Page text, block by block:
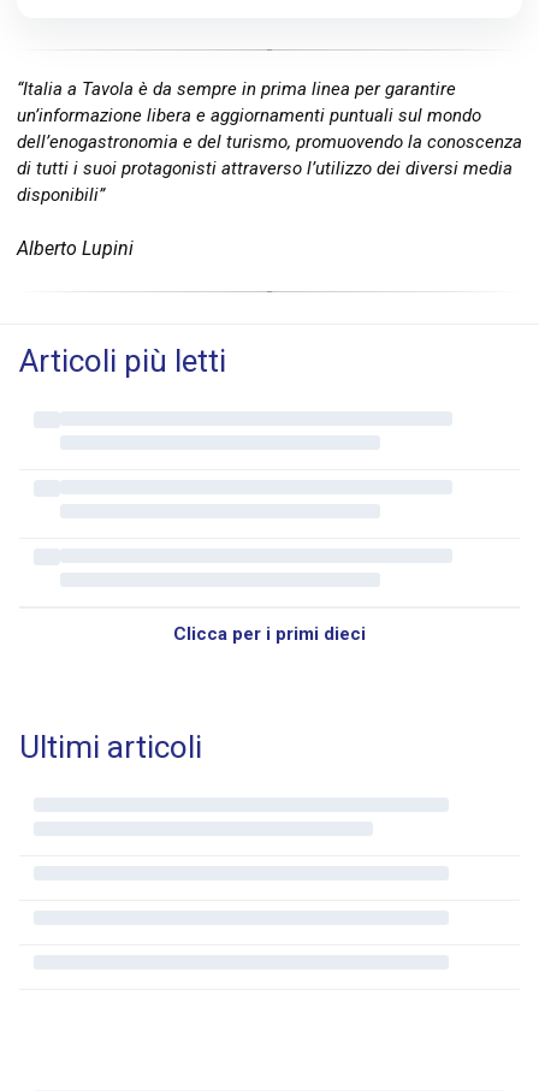
“Italia a Tavola è da sempre in prima linea per garantire
un’informazione libera e aggiornamenti puntuali sul mondo
dell’enogastronomia e del turismo, promuovendo la conoscenza
di tutti i suoi protagonisti attraverso l’utilizzo dei diversi media
disponibili”
Alberto Lupini
Articoli più letti
Clicca per i primi dieci
Ultimi articoli